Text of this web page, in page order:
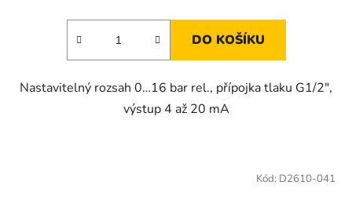
DO KOŠÍKU
Nastavitelný rozsah 0…16 bar rel., přípojka tlaku G1/2",
výstup 4 až 20 mA
Kód: D2610-041